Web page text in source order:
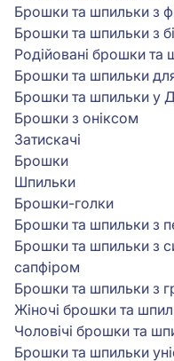
Брошки та шпильки з
Брошки та шпильки з
Родійовані брошки та
Брошки та шпильки
Брошки та шпильки у
Брошки з оніксом
Затискачі
Брошки
Шпильки
Брошки-голки
Брошки та шпильки з
Брошки та шпильки з
сапфіром
Брошки та шпильки з
Жіночі брошки та
Чоловічі брошки та
Брошки та шпильки